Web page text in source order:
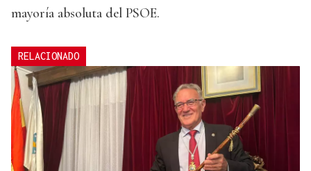
mayoría absoluta del PSOE.
RELACIONADO